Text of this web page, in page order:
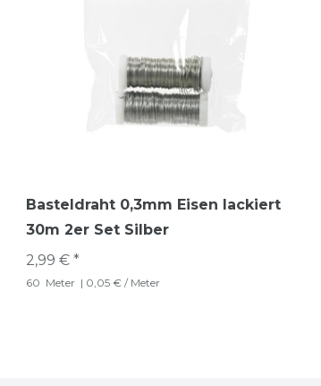
Basteldraht 0,3mm Eisen lackiert
30m 2er Set Silber
2,99 € *
60 Meter | 0,05 € / Meter